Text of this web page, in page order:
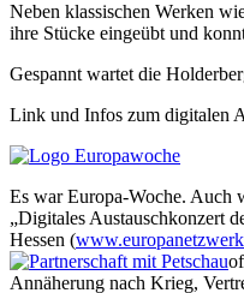
Neben klassischen Werken
ihre Stücke eingeübt und
Gespannt wartet die
Link und Infos zum digitalen
Es war Europa-Woche. Auch
„Digitales Austauschkonzert
Hessen (
Annäherung nach Krieg,